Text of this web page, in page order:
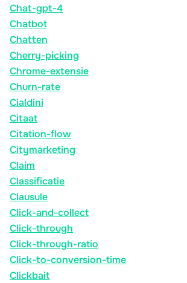
Chat-gpt-4
Chatbot
Chatten
Cherry-picking
Chrome-extensie
Churn-rate
Cialdini
Citaat
Citation-flow
Citymarketing
Claim
Classificatie
Clausule
Click-and-collect
Click-through
Click-through-ratio
Click-to-conversion-time
Clickbait